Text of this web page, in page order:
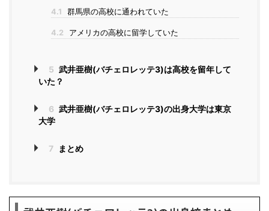
4.1 群馬県の高校に通われていた
4.2 アメリカの高校に留学していた
5 武井亜樹(バチェロレッテ3)は高校を留年して
いた？
6 武井亜樹(バチェロレッテ3)の出身大学は東京
大学
7 まとめ